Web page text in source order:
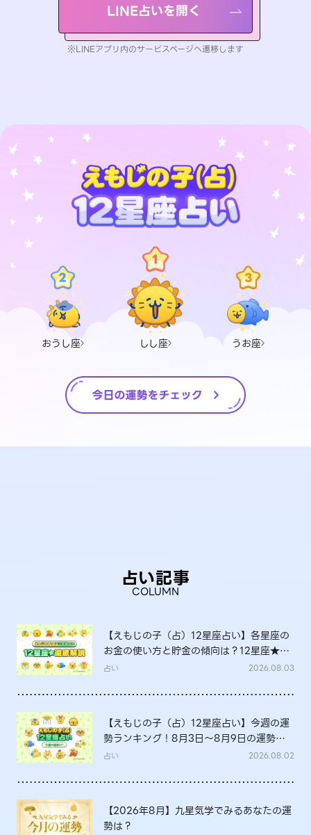
LINE占いを開く
※LINEアプリ内のサービスページへ遷移します
おうし座 しし座 うお座
占い記事
COLUMN
【えもじの子（占）12星座占い】各星座の
お金の使い方と貯金の傾向は？12星座★徹
底解説
占い 2026.08.03
【えもじの子（占）12星座占い】今週の運
勢ランキング！8月3日～8月9日の運勢
は？
占い 2026.08.02
【2026年8月】九星気学でみるあなたの運
勢は？